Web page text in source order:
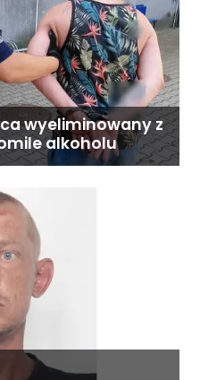
wyeliminowany z
alkoholu